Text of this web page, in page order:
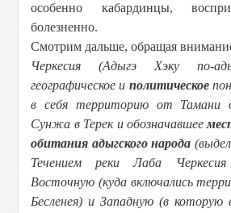
особенно кабардинцы,
болезненно.
Смотрим дальше, обращая
Черкесия (Адыгэ Хэку по-
географическое и политическое
в себя территорию от Тамани
Сунжа в Терек и обозначавшее
обитания адыгского народа
Течением реки Лаба Черкесия
Восточную (куда включались
Бесленея) и Западную (в которую